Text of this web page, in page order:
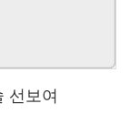
선보여